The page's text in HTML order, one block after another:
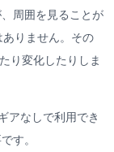
周囲を見ることが
りません。その
り変化したりしま
アなしで利用でき
す。